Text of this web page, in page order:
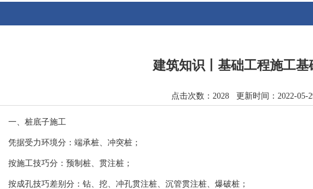
建筑知识丨基础工程施工基
点击次数：2028 更新时间：2022-
一、桩底子施工
凭据受力环境分：端承桩、冲突桩；
按施工技巧分：预制桩、贯注桩；
按成孔技巧差别分：钻、挖、冲孔贯注桩、沉管贯注桩、爆破桩；